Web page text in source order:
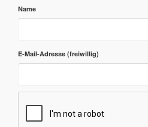
Name
E-Mail-Adresse